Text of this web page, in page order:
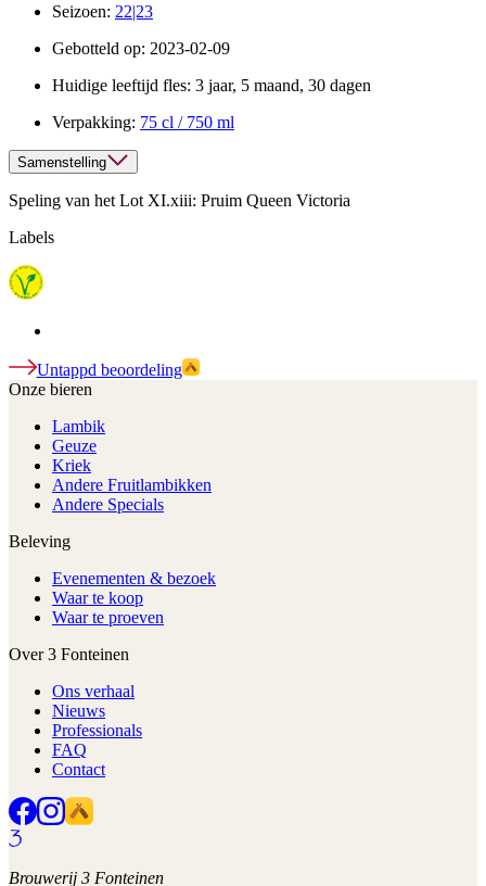
Seizoen: 22|23
Gebotteld op: 2023-02-09
Huidige leeftijd fles: 3 jaar, 5 maand, 30 dagen
Verpakking: 75 cl / 750 ml
Samenstelling
Speling van het Lot XI.xiii: Pruim Queen Victoria
Labels
Untappd beoordeling
Onze bieren
Lambik
Geuze
Kriek
Andere Fruitlambikken
Andere Specials
Beleving
Evenementen & bezoek
Waar te koop
Waar te proeven
Over 3 Fonteinen
Ons verhaal
Nieuws
Professionals
FAQ
Contact
Brouwerij 3 Fonteinen